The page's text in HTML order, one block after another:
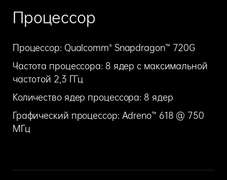
Процессор
Процессор: Qualcomm® Snapdragon™ 720G
Частота процессора: 8 ядер с максимальной
частотой 2,3 ГГц
Количество ядер процессора: 8 ядер
Графический процессор: Adreno™ 618 @ 750
МГц